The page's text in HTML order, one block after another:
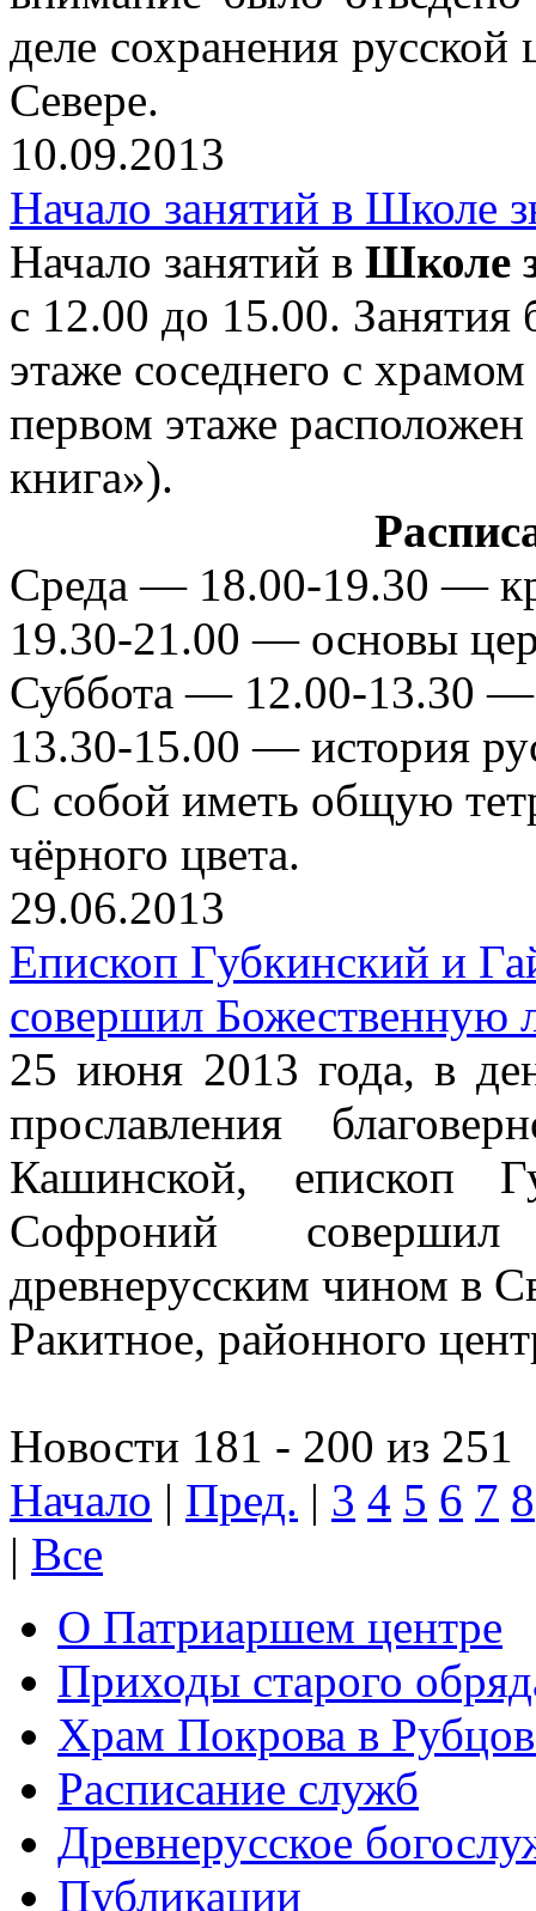
деле сохранения
Севере.
10.09.2013
Начало занятий в Школе
Начало занятий в Школе
с 12.00 до 15.00. Занятия
этаже соседнего с
первом этаже
книга»).
Среда — 18.00-19.30 —
19.30-21.00 — основы
Суббота — 12.00-13.30 —
13.30-15.00 — история
С собой иметь общую
чёрного цвета.
29.06.2013
Епископ Губкинский и
совершил Божественную
25 июня 2013 года, в
прославления
Кашинской, епископ
Софроний
древнерусским чином в
Ракитное, районного
Новости 181 - 200 из 251
Начало | Пред. | 3 4 5 6 7 8
| Все
О Патриаршем центре
Приходы старого
Храм Покрова в
Расписание служб
Древнерусское
Публикации